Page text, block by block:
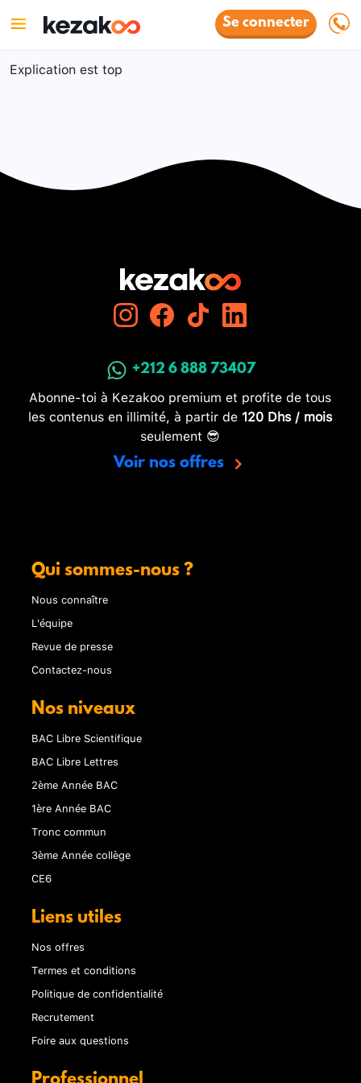
Se connecter
Explication est top
+212 6 888 73407
Abonne-toi à Kezakoo premium et profite de tous
les contenus en illimité, à partir de 120 Dhs / mois
seulement 😎
Voir nos offres
Qui sommes-nous ?
Nous connaître
L'équipe
Revue de presse
Contactez-nous
Nos niveaux
BAC Libre Scientifique
BAC Libre Lettres
2ème Année BAC
1ère Année BAC
Tronc commun
3ème Année collège
CE6
Liens utiles
Nos offres
Termes et conditions
Politique de confidentialité
Recrutement
Foire aux questions